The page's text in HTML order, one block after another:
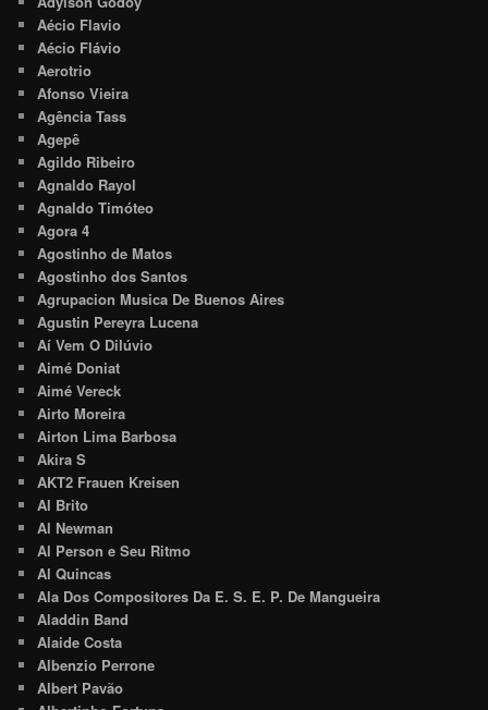
Aécio Flavio
Aécio Flávio
Aerotrio
Afonso Vieira
Agência Tass
Agepê
Agildo Ribeiro
Agnaldo Rayol
Agnaldo Timóteo
Agora 4
Agostinho de Matos
Agostinho dos Santos
Agrupacion Musica De Buenos Aires
Agustin Pereyra Lucena
Aí Vem O Dilúvio
Aimé Doniat
Aimé Vereck
Airto Moreira
Airton Lima Barbosa
Akira S
AKT2 Frauen Kreisen
Al Brito
Al Newman
Al Person e Seu Ritmo
Al Quincas
Ala Dos Compositores Da E. S. E. P. De Mangueira
Aladdin Band
Alaide Costa
Albenzio Perrone
Albert Pavão